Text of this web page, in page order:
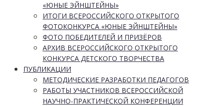
«ЮНЫЕ ЭЙНШТЕЙНЫ»
ИТОГИ ВСЕРОССИЙСКОГО ОТКРЫТОГО
ФОТОКОНКУРСА «ЮНЫЕ ЭЙНШТЕЙНЫ»
ФОТО ПОБЕДИТЕЛЕЙ И ПРИЗЁРОВ
АРХИВ ВСЕРОССИЙСКОГО ОТКРЫТОГО
КОНКУРСА ДЕТСКОГО ТВОРЧЕСТВА
ПУБЛИКАЦИИ
МЕТОДИЧЕСКИЕ РАЗРАБОТКИ ПЕДАГОГОВ
РАБОТЫ УЧАСТНИКОВ ВСЕРОССИЙСКОЙ
НАУЧНО-ПРАКТИЧЕСКОЙ КОНФЕРЕНЦИИ